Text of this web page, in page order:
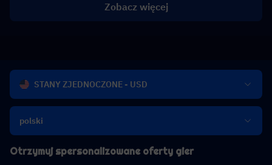
Zobacz więcej
STANY ZJEDNOCZONE - USD
polski
Otrzymuj spersonalizowane oferty gier